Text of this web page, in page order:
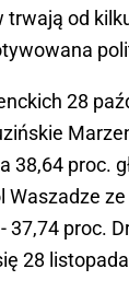
trwają od
28
38,64 proc.
Waszadze
37,74 proc.
28